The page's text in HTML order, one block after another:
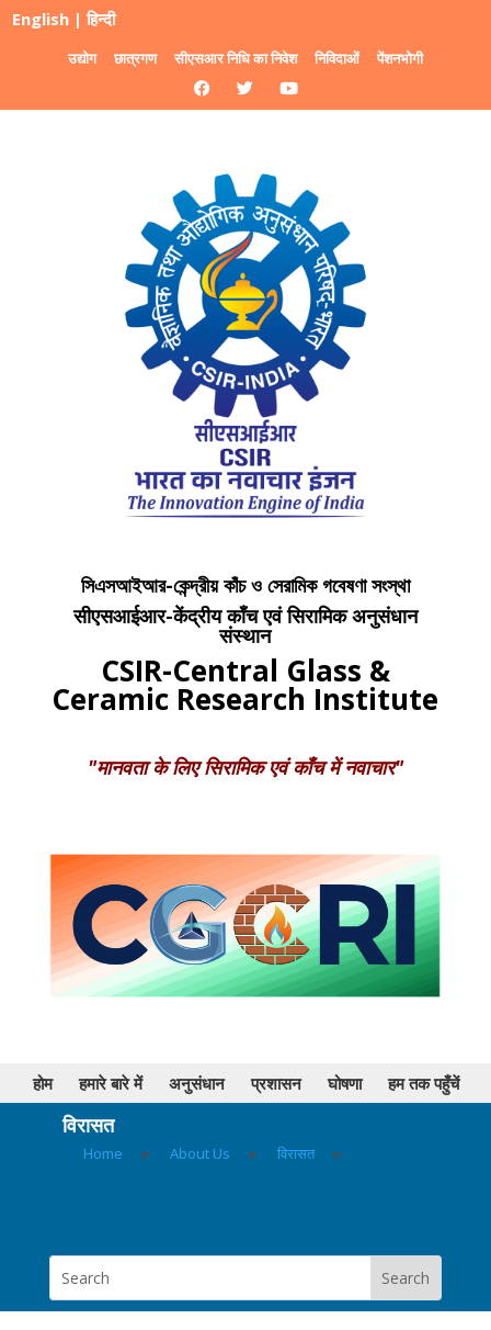
English |हिन्दी
उद्योग छात्रगण सीएसआर निधि का निवेश निविदाओं पेंशनभोगी
সিএসআইআর-কেন্দ্রীয় কাঁচ ও সেরামিক গবেষণা সংস্থা
सीएसआईआर-केंद्रीय काँच एवं सिरामिक अनुसंधान
संस्थान
CSIR-Central Glass &
Ceramic Research Institute
"मानवता के लिए सिरामिक एवं काँच में नवाचार"
होम हमारे बारे में अनुसंधान प्रशासन घोषणा हम तक पहुँचें
विरासत
Home ▸ About Us ▸ विरासत ▸